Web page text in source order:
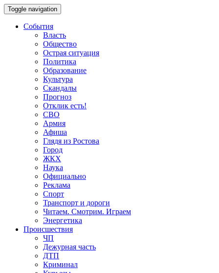
Toggle navigation
События
Власть
Общество
Острая ситуация
Политика
Образование
Культура
Скандалы
Прогноз
Отклик есть!
СВО
Армия
Афиша
Глядя из Ростова
Город
ЖКХ
Наука
Официально
Реклама
Спорт
Транспорт и дороги
Читаем. Смотрим. Играем
Энергетика
Происшествия
ЧП
Дежурная часть
ДТП
Криминал